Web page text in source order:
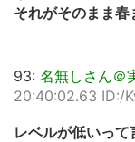
それがそのまま
93: 名無しさん＠
20:40:02.63 ID:/
レベルが低いっ